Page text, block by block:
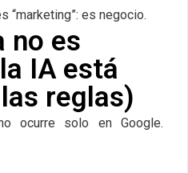
“marketing”: es negocio.
no es
IA está
reglas)
ocurre solo en Google.